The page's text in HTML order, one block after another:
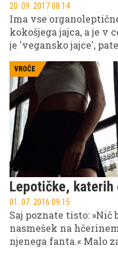
20. 09. 2017 08.14
Ima vse
kokošjega jajca, a je v
je 'vegansko jajce',
univerze.
VROČE
Lepotičke,
01. 07. 2016 09.15
Saj poznate tisto: »Nič
nasmešek na
njenega fanta.« Malo